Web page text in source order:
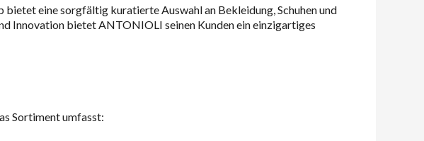
eine sorgfältig kuratierte Auswahl an Bekleidung, Schuhen und
Innovation bietet ANTONIOLI seinen Kunden ein einzigartiges
Sortiment umfasst: